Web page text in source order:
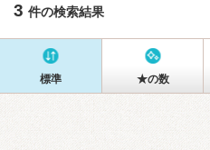
3 件の検索結果
標準 ★の数